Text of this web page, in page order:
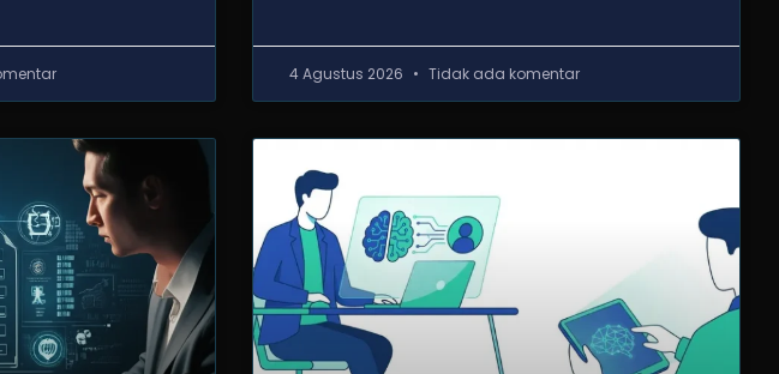
4 Agustus 2026 Tidak ada komentar